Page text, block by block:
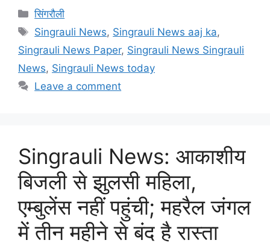
Categories
सिंगरौली
Tags
Singrauli News, Singrauli News aaj ka,
Singrauli News Paper, Singrauli News Singrauli
News, Singrauli News today
Leave a comment
Singrauli News: आकाशीय
बिजली से झुलसी महिला,
एम्बुलेंस नहीं पहुंची; महरैल जंगल
में तीन महीने से बंद है रास्ता